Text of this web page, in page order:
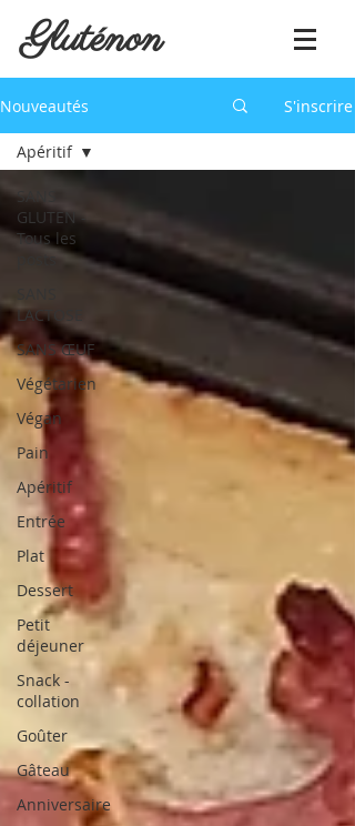
Gluténon
Nouveautés S'inscrire
SANS
GLUTEN -
Tous les
posts
LACTOSE
SANS ŒUF
Végétarien
Végan
Pain
Apéritif
Entrée
Plat
Dessert
Petit
déjeuner
Snack -
collation
Goûter
Gâteau
Anniversaire
Apéritif